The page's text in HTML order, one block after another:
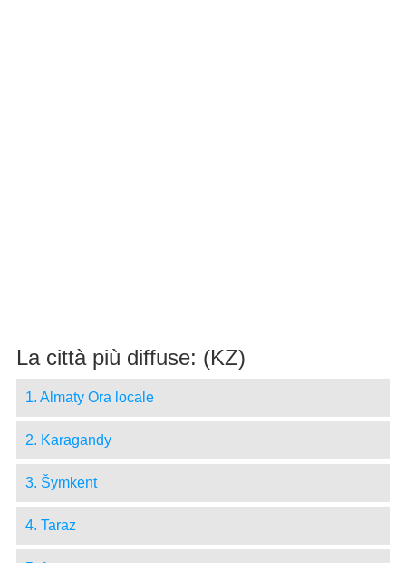
La città più diffuse: (KZ)
1. Almaty Ora locale
2. Karagandy
3. Šymkent
4. Taraz